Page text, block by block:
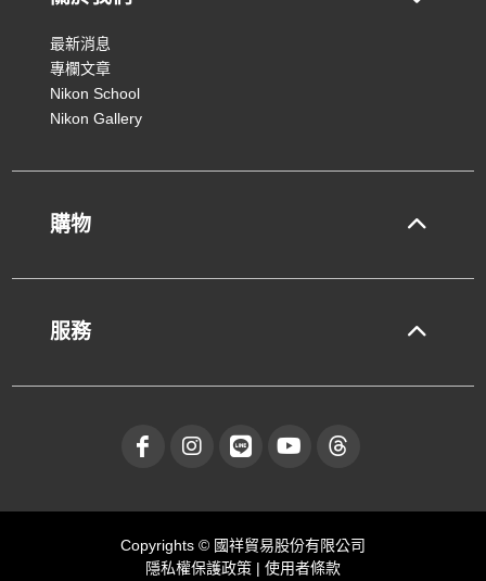
最新消息
專欄文章
Nikon School
Nikon Gallery
購物
服務
Copyrights © 國祥貿易股份有限公司
隱私權保護政策 | 使用者條款